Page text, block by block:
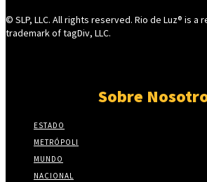
© SLP, LLC. All rights reserved. Rio de Luz® is a
trademark of tagDiv, LLC.
Sobre
ESTADO
METRÓPOLI
MUNDO
NACIONAL